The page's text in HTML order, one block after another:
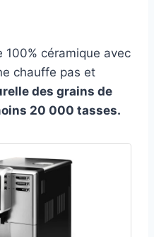
100% céramique avec
chauffe pas et
des grains de
20 000 tasses.